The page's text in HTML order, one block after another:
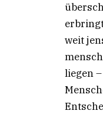
weit
liegen